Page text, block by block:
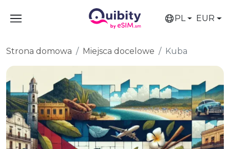
PL EUR
Strona domowa Miejsca docelowe Kuba